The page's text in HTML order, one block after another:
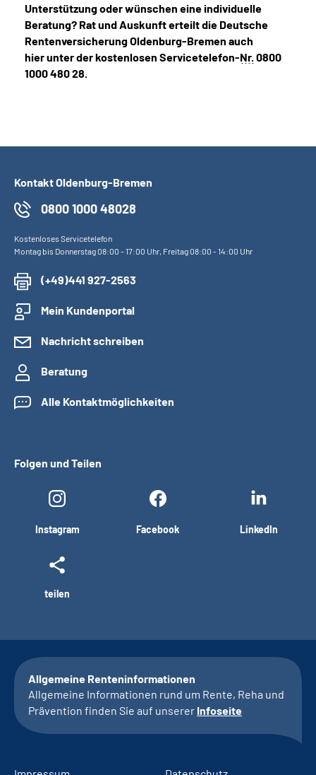
Unterstützung oder wünschen eine individuelle
Beratung? Rat und Auskunft erteilt die Deutsche
Rentenversicherung Oldenburg-Bremen auch
hier unter der kostenlosen Servicetelefon-Nr.0800
1000 480 28.
Kontakt Oldenburg-Bremen
0800 1000 48028
Kostenloses Servicetelefon
Montag bis Donnerstag 08:00 - 17:00 Uhr, Freitag 08:00 - 14:00 Uhr
(+49)441 927-2563
Mein Kundenportal
Nachricht schreiben
Beratung
Alle Kontaktmöglichkeiten
Folgen und Teilen
Instagram Facebook LinkedIn
teilen
Allgemeine Renteninformationen
Allgemeine Informationen rund um Rente, Reha und
Prävention finden Sie auf unserer Infoseite